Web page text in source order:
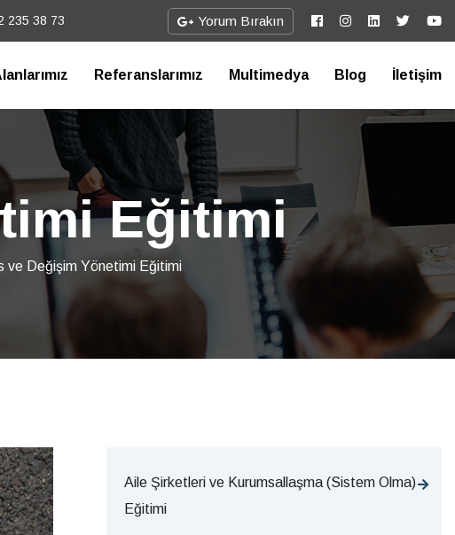
235 38 73 Yorum Bırakın
Referanslarımız Multimedya Blog İletişim
Eğitimi
ve Değişim Yönetimi Eğitimi
Aile Şirketleri ve Kurumsallaşma (Sistem Olma)
Eğitimi